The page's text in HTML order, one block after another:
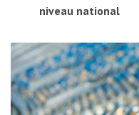
niveau national